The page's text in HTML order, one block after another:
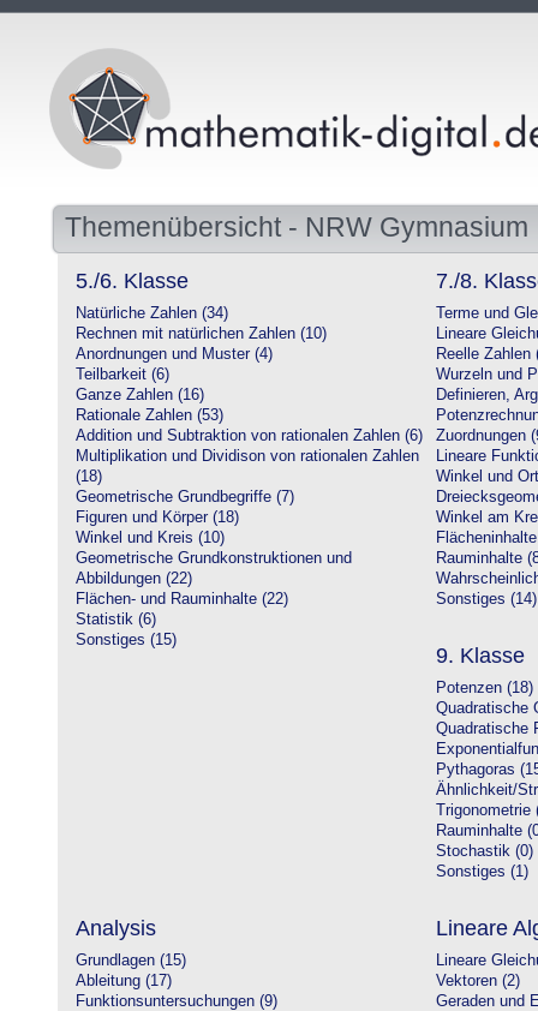
Themenübersicht - NRW Gymnasium
5./6. Klasse
Natürliche Zahlen (34)
Rechnen mit natürlichen Zahlen (10)
Anordnungen und Muster (4)
Teilbarkeit (6)
Ganze Zahlen (16)
Rationale Zahlen (53)
Addition und Subtraktion von rationalen Zahlen (6)
Multiplikation und Dividison von rationalen Zahlen
(18)
Geometrische Grundbegriffe (7)
Figuren und Körper (18)
Winkel und Kreis (10)
Geometrische Grundkonstruktionen und
Abbildungen (22)
Flächen- und Rauminhalte (22)
Statistik (6)
Sonstiges (15)
7./8.
Terme und
Lineare
Reelle Zahlen
Wurzeln und
Definieren,
Zuordnungen
Lineare
Winkel und
Winkel am
Rauminhalte
Sonstiges (14)
9. Klasse
Potenzen (18)
Quadratische
Quadratische
Pythagoras
Ähnlichkeit/
Trigonometrie
Rauminhalte
Stochastik (0)
Sonstiges (1)
Analysis
Grundlagen (15)
Ableitung (17)
Funktionsuntersuchungen (9)
Lineare
Lineare
Vektoren (2)
Geraden und